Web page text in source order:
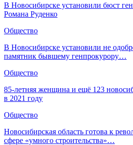
В Новосибирске установили бюст
Романа Руденко
Общество
В Новосибирске установили не
памятник бывшему генпрокурору…
Общество
85-летняя женщина и ещё 123
в 2021 году
Общество
Новосибирская область готова к
сфере «умного строительства»…